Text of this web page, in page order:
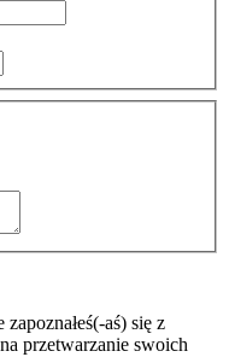
aś) się z
przetwarzanie swoich